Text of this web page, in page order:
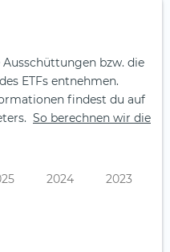
bzw. die
ETFs entnehmen.
findest du auf
So berechnen wir die
2024 2023